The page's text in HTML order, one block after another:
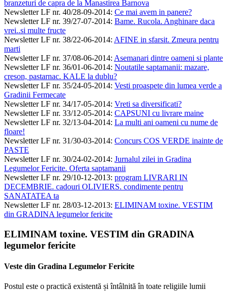
branzeturi de capra de la Manastirea Barnova
Newsletter LF nr. 40/28-09-2014: Ce mai avem in panere?
Newsletter LF nr. 39/27-07-2014: Bame. Rucola. Anghinare daca
vrei..si multe fructe
Newsletter LF nr. 38/22-06-2014: AFINE in sfarsit. Zmeura pentru
marti
Newsletter LF nr. 37/08-06-2014: Asemanari dintre oameni si plante
Newsletter LF nr. 36/01-06-2014: Noutatile saptamanii: mazare,
creson, pastarnac. KALE la dublu?
Newsletter LF nr. 35/24-05-2014: Vesti proaspete din lumea verde a
Gradinii Fermecate
Newsletter LF nr. 34/17-05-2014: Vreti sa diversificati?
Newsletter LF nr. 33/12-05-2014: CAPSUNI cu livrare maine
Newsletter LF nr. 32/13-04-2014: La multi ani oameni cu nume de
floare!
Newsletter LF nr. 31/30-03-2014: Concurs COS VERDE inainte de
PASTE
Newsletter LF nr. 30/24-02-2014: Jurnalul zilei in Gradina
Legumelor Fericite. Oferta saptamanii
Newsletter LF nr. 29/10-12-2013: program LIVRARI IN
DECEMBRIE. cadouri OLIVIERS. condimente pentru
SANATATEA ta
Newsletter LF nr. 28/03-12-2013: ELIMINAM toxine. VESTIM
din GRADINA legumelor fericite
ELIMINAM toxine. VESTIM din GRADINA
legumelor fericite
Veste din Gradina Legumelor Fericite
Postul este o practică existentă și întâlnită în toate religiile lumii